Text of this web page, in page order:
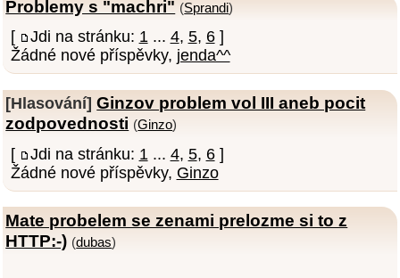
Problemy s "machri" (Sprandi)
[ Jdi na stránku: 1... 4, 5, 6]
Žádné nové příspěvky, jenda^^
[Hlasování] Ginzov problem vol III aneb pocit
zodpovednosti (Ginzo)
[ Jdi na stránku: 1 ... 4, 5, 6]
Žádné nové příspěvky, Ginzo
Mate probelem se zenami prelozme si to z
HTTP:-) (dubas)